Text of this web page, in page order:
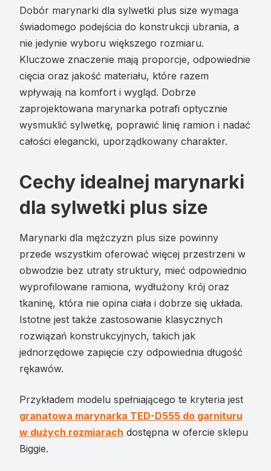
Dobór marynarki dla sylwetki plus size wymaga
świadomego podejścia do konstrukcji ubrania, a
nie jedynie wyboru większego rozmiaru.
Kluczowe znaczenie mają proporcje, odpowiednie
cięcia oraz jakość materiału, które razem
wpływają na komfort i wygląd. Dobrze
zaprojektowana marynarka potrafi optycznie
wysmuklić sylwetkę, poprawić linię ramion i nadać
całości elegancki, uporządkowany charakter.
Cechy idealnej marynarki
dla sylwetki plus size
Marynarki dla mężczyzn plus size powinny
przede wszystkim oferować więcej przestrzeni w
obwodzie bez utraty struktury, mieć odpowiednio
wyprofilowane ramiona, wydłużony krój oraz
tkaninę, która nie opina ciała i dobrze się układa.
Istotne jest także zastosowanie klasycznych
rozwiązań konstrukcyjnych, takich jak
jednorzędowe zapięcie czy odpowiednia długość
rękawów.
Przykładem modelu spełniającego te kryteria jest
granatowa marynarka TED-D555 do garnituru
w dużych rozmiarach dostępna w ofercie sklepu
Biggie.